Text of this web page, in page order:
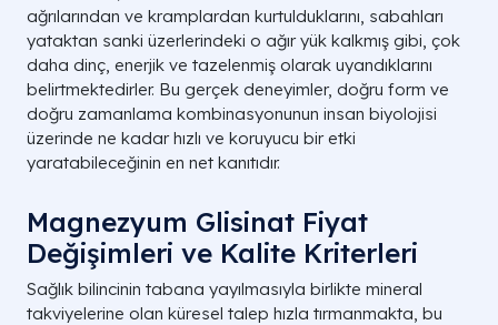
ağrılarından ve kramplardan kurtulduklarını, sabahları
yataktan sanki üzerlerindeki o ağır yük kalkmış gibi, çok
daha dinç, enerjik ve tazelenmiş olarak uyandıklarını
belirtmektedirler. Bu gerçek deneyimler, doğru form ve
doğru zamanlama kombinasyonunun insan biyolojisi
üzerinde ne kadar hızlı ve koruyucu bir etki
yaratabileceğinin en net kanıtıdır.
Magnezyum Glisinat Fiyat
Değişimleri ve Kalite Kriterleri
Sağlık bilincinin tabana yayılmasıyla birlikte mineral
takviyelerine olan küresel talep hızla tırmanmakta, bu